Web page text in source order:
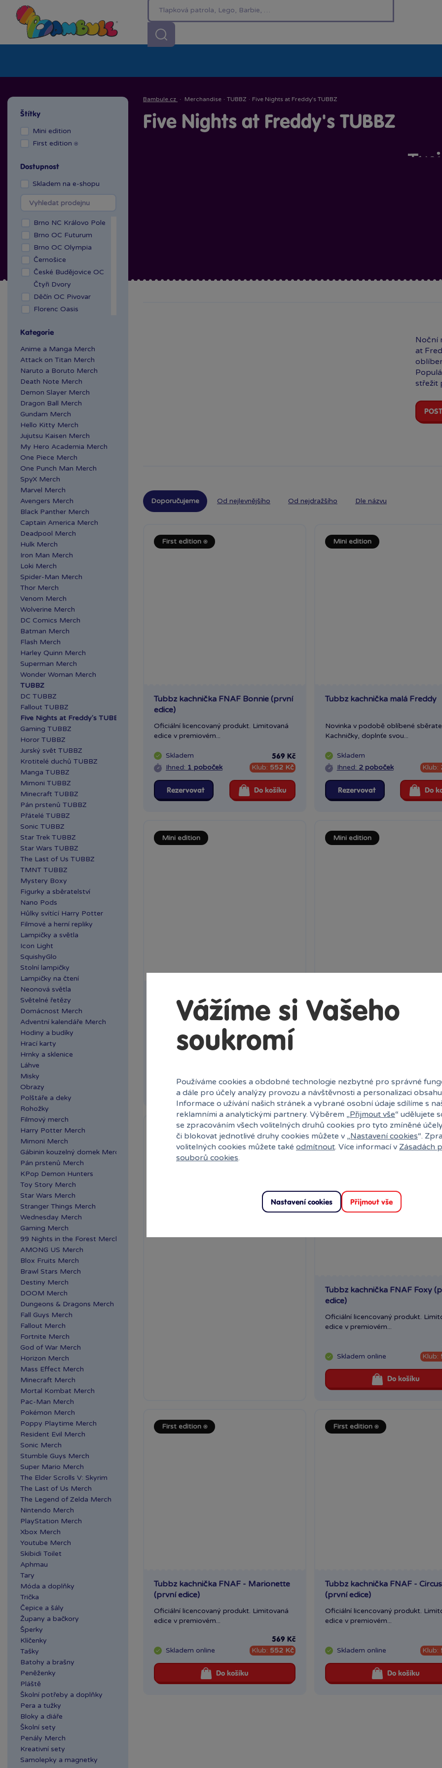
Štítky
Mini edition
First edition ⍟
Dostupnost
Skladem na e-shopu
Brno NC Královo Pole
Brno OC Futurum
Brno OC Olympia
Černošice
České Budějovice OC
Čtyři Dvory
Děčín OC Pivovar
Florenc Oasis
Kladno OAZA
Liberec Géčko
Liberec OC Nisa
Mladá Boleslav OC
Olympia
OC Šestka
Olomouc Šantovka
Plzeň NC Galerie
Slovany
Plzeň OC Olympia 2
Praha Centrum
Stromovka
Praha Černý Most
Praha NC Eden
Praha OC Arkády
Pankrác
Praha OC Flora
Praha OC Galerie
Butovice
Praha OC Galerie Harfa
Praha OC Krakov
Praha OC Letňany
Praha Westfield
Chodov
Praha Zličín Metropole
Říčany OC Lihovar
Teplice OC Galerie
Kategorie
Anime a Manga Merch
Attack on Titan Merch
Naruto a Boruto Merch
Death Note Merch
Demon Slayer Merch
Dragon Ball Merch
Gundam Merch
Hello Kitty Merch
Jujutsu Kaisen Merch
My Hero Academia Merch
One Piece Merch
One Punch Man Merch
SpyX Merch
Marvel Merch
Avengers Merch
Black Panther Merch
Captain America Merch
Deadpool Merch
Hulk Merch
Iron Man Merch
Loki Merch
Spider-Man Merch
Thor Merch
Venom Merch
Wolverine Merch
DC Comics Merch
Batman Merch
Flash Merch
Harley Quinn Merch
Superman Merch
Wonder Woman Merch
TUBBZ
DC TUBBZ
Fallout TUBBZ
Five Nights at Freddy's TUBBZ
Gaming TUBBZ
Horor TUBBZ
Jurský svět TUBBZ
Krotitelé duchů TUBBZ
Manga TUBBZ
Mimoni TUBBZ
Minecraft TUBBZ
Pán prstenů TUBBZ
Přátelé TUBBZ
Sonic TUBBZ
Star Trek TUBBZ
Star Wars TUBBZ
The Last of Us TUBBZ
TMNT TUBBZ
Mystery Boxy
Figurky a sběratelství
Nano Pods
Hůlky svítící Harry Potter
Filmové a herní repliky
Lampičky a světla
Icon Light
SquishyGlo
Stolní lampičky
Lampičky na čtení
Neonová světla
Světelné řetězy
Domácnost Merch
Adventní kalendáře Merch
Hodiny a budíky
Hrací karty
Hrnky a sklenice
Láhve
Misky
Obrazy
Polštáře a deky
Rohožky
Filmový merch
Harry Potter Merch
Mimoni Merch
Gábinin kouzelný domek Merch
Pán prstenů Merch
KPop Demon Hunters
Toy Story Merch
Star Wars Merch
Stranger Things Merch
Wednesday Merch
Gaming Merch
99 Nights in the Forest Merch
AMONG US Merch
Blox Fruits Merch
Brawl Stars Merch
Destiny Merch
DOOM Merch
Dungeons & Dragons Merch
Fall Guys Merch
Fallout Merch
Fortnite Merch
God of War Merch
Horizon Merch
Mass Effect Merch
Minecraft Merch
Mortal Kombat Merch
Pac-Man Merch
Pokémon Merch
Poppy Playtime Merch
Resident Evil Merch
Sonic Merch
Stumble Guys Merch
Super Mario Merch
The Elder Scrolls V: Skyrim
The Last of Us Merch
The Legend of Zelda Merch
Nintendo Merch
PlayStation Merch
Xbox Merch
Youtube Merch
Skibidi Toilet
Aphmau
Tary
Móda a doplňky
Trička
Čepice a šály
Župany a bačkory
Šperky
Klíčenky
Tašky
Batohy a brašny
Peněženky
Pláště
Školní potřeby a doplňky
Pera a tužky
Bloky a diáře
Školní sety
Penály Merch
Kreativní sety
Samolepky a magnetky
Bambule.cz · Merchandise · TUBBZ · Five Nights at Freddy's TUBBZ
Five Nights at Freddy's TUBBZ
Noční
at
střežit
Doporučujeme Od nejlevnějšího Od nejdražšího Dle názvu
First edition ⍟
Tubbz kachnička FNAF Bonnie (první
edice)
Oficiální licencovaný produkt. Limitovaná
edice v premiovém...
Skladem
Ihned: 1 poboček
569 Kč
Klub: 552 Kč
Rezervovat Do košíku
Mini edition
Tubbz kachnička malá Freddy
Novinka v podobě oblíbené
Kachničky, doplnťe svou...
Skladem
Ihned: 2 poboček Klub:
Rezervovat Do
Mini edition
Novinka v podobě oblíbené sběratelské
Kachničky, doplnťe svou...
Skladem
249 Kč
Rezervovat Do košíku
Mini edition
Novinka v podobě oblíbené
Rezervovat Do
First edition ⍟
Tubbz kachnička FNAF Foxy
edice)
Oficiální licencovaný produkt.
edice v premiovém...
Skladem online Klub:
Do košíku
First edition ⍟
Tubbz kachnička FNAF - Marionette
(první edice)
Oficiální licencovaný produkt. Limitovaná
edice v premiovém...
Skladem online
569 Kč
Klub: 552 Kč
Do košíku
First edition ⍟
Tubbz kachnička FNAF -
(první edice)
Oficiální licencovaný produkt.
edice v premiovém...
Skladem online Klub:
Do košíku
Vážíme si Vašeho
soukromí
Používáme cookies a obdobné technologie nezbytné pro správné
a dále pro účely analýzy provozu a návštěvnosti a personalizaci
Informace o užívání našich stránek a vybrané osobní údaje sdílíme s
reklamními a analytickými partnery. Výběrem „Přijmout vše“ udělujete
se zpracováním všech volitelných druhů cookies pro tyto zmíněné
či blokovat jednotlivé druhy cookies můžete v „Nastavení cookies“.
volitelných cookies můžete také odmítnout. Více informací v Zásadách
souborů cookies.
Nastavení cookies Přijmout vše